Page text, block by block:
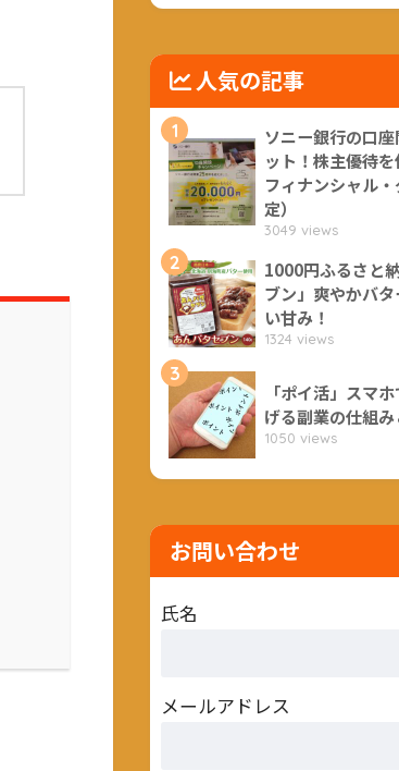
人気の記事
1
ソニー銀行の口
ット！株主優待
フィナンシャル
定）
3049 views
2
1000円ふるさと
ブン」爽やかバ
い甘み！
1324 views
3
「ポイ活」スマ
げる副業の仕組
1050 views
お問い合わせ
氏名
メールアドレス